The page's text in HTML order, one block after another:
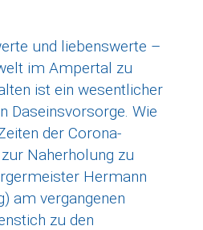
und liebenswerte –
im Ampertal zu
ist ein wesentlicher
Daseinsvorsorge. Wie
der Corona-
Naherholung zu
Hermann
am vergangenen
zu den